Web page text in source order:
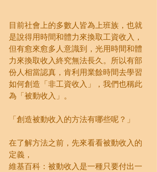
目前社會上的多數人皆為上班族，也就
是說得用時間和體力來換取工資收入，
但有愈來愈多人意識到，光用時間和體
力來換取收入終究無法長久。所以有部
份人相當認真，肯利用業餘時間去學習
如何創造「非工資收入」，我們也稱此
為「被動收入」。
「創造被動收入的方法有哪些呢？」
在了解方法之前，先來看看被動收入的
定義，
維基百科：被動收入是一種只要付出一